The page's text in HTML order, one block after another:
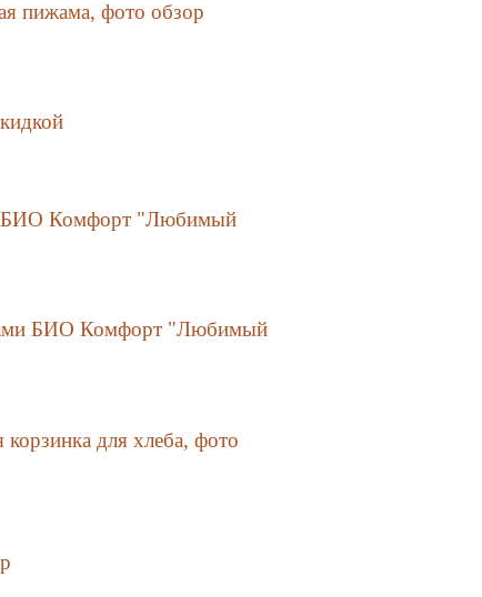
пижама, фото обзор
БИО Комфорт "Любимый
БИО Комфорт "Любимый
для хлеба, фото